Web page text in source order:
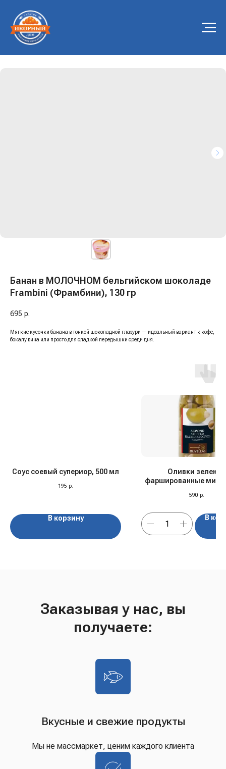
Банан в МОЛОЧНОМ бельгийском шоколаде
Frambini (Фрамбини), 130 гр
695 р.
Мягкие кусочки банана в тонкой шоколадной глазури — идеальный вариант к кофе,
бокалу вина или просто для сладкой передышки среди дня.
Соус соевый супериор, 500 мл
195 р.
В корзину
Оливки зеленые
фаршированные
590 р.
В
Заказывая у нас, вы
получаете:
Вкусные и свежие продукты
Мы не массмаркет, ценим каждого клиента